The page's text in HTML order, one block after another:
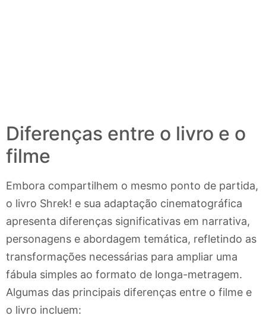
Diferenças entre o livro e o
filme
Embora compartilhem o mesmo ponto de partida,
o livro Shrek! e sua adaptação cinematográfica
apresenta diferenças significativas em narrativa,
personagens e abordagem temática, refletindo as
transformações necessárias para ampliar uma
fábula simples ao formato de longa-metragem.
Algumas das principais diferenças entre o filme e
o livro incluem: